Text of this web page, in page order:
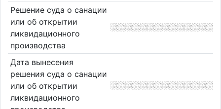
Решение суда о санации
или об открытии
ликвидационного
производства
Дата вынесения
решения суда о санации
или об открытии
ликвидационного